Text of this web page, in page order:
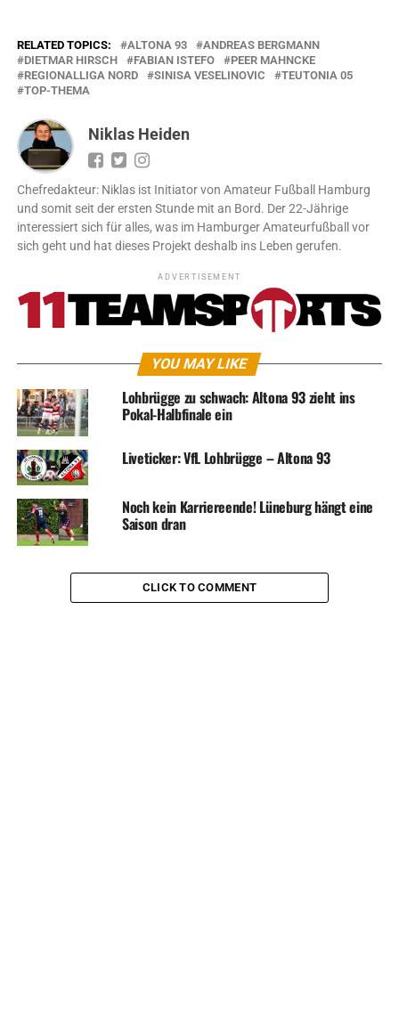
RELATED TOPICS: ALTONA 93
ANDREAS BERGMANN
DIETMAR HIRSCH
FABIAN ISTEFO
PEER MAHNCKE
REGIONALLIGA NORD
SINISA VESELINOVIC
TEUTONIA 05
TOP-THEMA
Niklas Heiden
Chefredakteur: Niklas ist Initiator von Amateur Fußball Hamburg
und somit seit der ersten Stunde mit an Bord. Der 22-Jährige
interessiert sich für alles, was im Hamburger Amateurfußball vor
sich geht und hat dieses Projekt deshalb ins Leben gerufen.
ADVERTISEMENT
YOU MAY LIKE
Lohbrügge zu schwach: Altona 93 zieht ins
Pokal-Halbfinale ein
Liveticker: VfL Lohbrügge – Altona 93
Noch kein Karriereende! Lüneburg hängt eine
Saison dran
CLICK TO COMMENT